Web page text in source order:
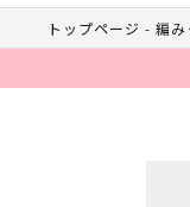
トップページ 編み